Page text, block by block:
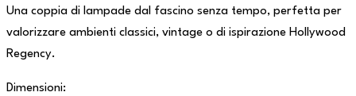
Una coppia di lampade dal fascino senza tempo, perfetta per
valorizzare ambienti classici, vintage o di ispirazione Hollywood
Regency.
Dimensioni: